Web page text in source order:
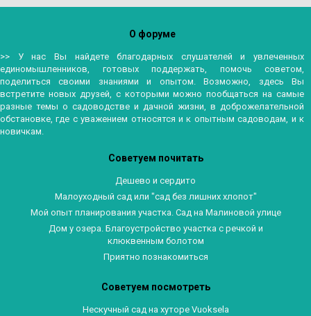
О форуме
>> У нас Вы найдете благодарных слушателей и увлеченных
единомышленников, готовых поддержать, помочь советом,
поделиться своими знаниями и опытом. Возможно, здесь Вы
встретите новых друзей, с которыми можно пообщаться на самые
разные темы о садоводстве и дачной жизни, в доброжелательной
обстановке, где с уважением относятся и к опытным садоводам, и к
новичкам.
Советуем почитать
Дешево и сердито
Малоуходный сад или "сад без лишних хлопот"
Мой опыт планирования участка. Сад на Малиновой улице
Дом у озера. Благоустройство участка с речкой и
клюквенным болотом
Приятно познакомиться
Советуем посмотреть
Нескучный сад на хуторе Vuoksela